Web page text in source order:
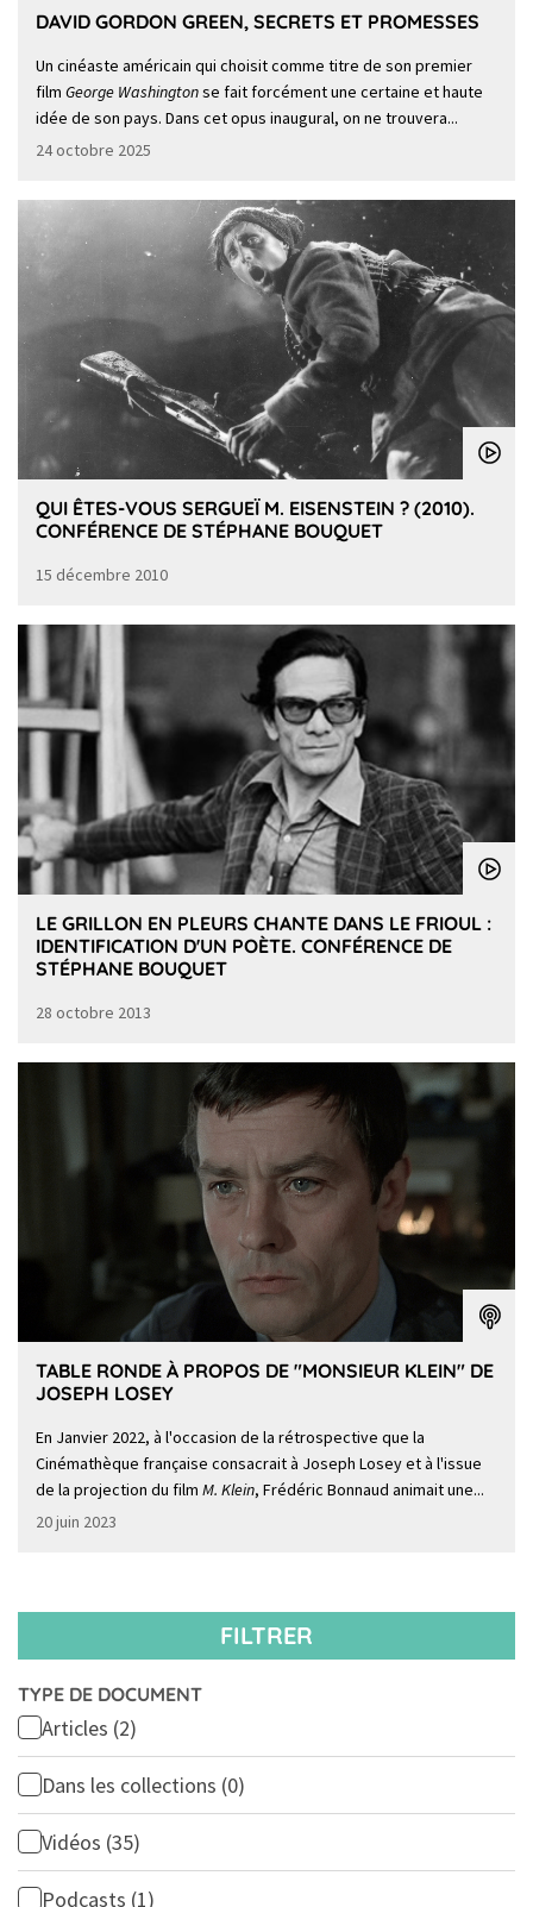
DAVID GORDON GREEN, SECRETS ET PROMESSES
Un cinéaste américain qui choisit comme titre de son premier
film George Washingtonse fait forcément une certaine et haute
idée de son pays. Dans cet opus inaugural, on ne trouvera...
24 octobre 2025
QUI ÊTES-VOUS SERGUEÏ M. EISENSTEIN ? (2010).
CONFÉRENCE DE STÉPHANE BOUQUET
15 décembre 2010
LE GRILLON EN PLEURS CHANTE DANS LE FRIOUL :
IDENTIFICATION D'UN POÈTE. CONFÉRENCE DE
STÉPHANE BOUQUET
28 octobre 2013
TABLE RONDE À PROPOS DE "MONSIEUR KLEIN" DE
JOSEPH LOSEY
En Janvier 2022, à l'occasion de la rétrospective que la
Cinémathèque française consacrait à Joseph Losey et à l'issue
de la projection du film M. Klein, Frédéric Bonnaud animait une...
20 juin 2023
FILTRER
TYPE DE DOCUMENT
Articles (2)
Dans les collections (0)
Vidéos (35)
Podcasts (1)